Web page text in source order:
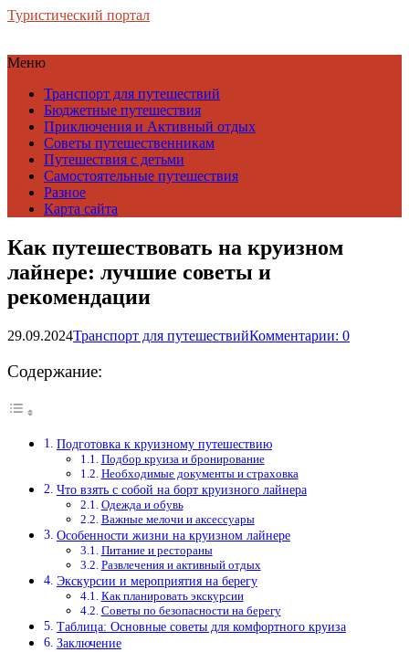
Туристический портал
Меню
Транспорт для путешествий
Бюджетные путешествия
Приключения и Активный отдых
Советы путешественникам
Путешествия с детьми
Самостоятельные путешествия
Разное
Карта сайта
Как путешествовать на круизном
лайнере: лучшие советы и
рекомендации
29.09.2024Транспорт для путешествийКомментарии: 0
Содержание:
Подготовка к круизному путешествию
Подбор круиза и бронирование
Необходимые документы и страховка
Что взять с собой на борт круизного лайнера
Одежда и обувь
Важные мелочи и аксессуары
Особенности жизни на круизном лайнере
Питание и рестораны
Развлечения и активный отдых
Экскурсии и мероприятия на берегу
Как планировать экскурсии
Советы по безопасности на берегу
Таблица: Основные советы для комфортного круиза
Заключение